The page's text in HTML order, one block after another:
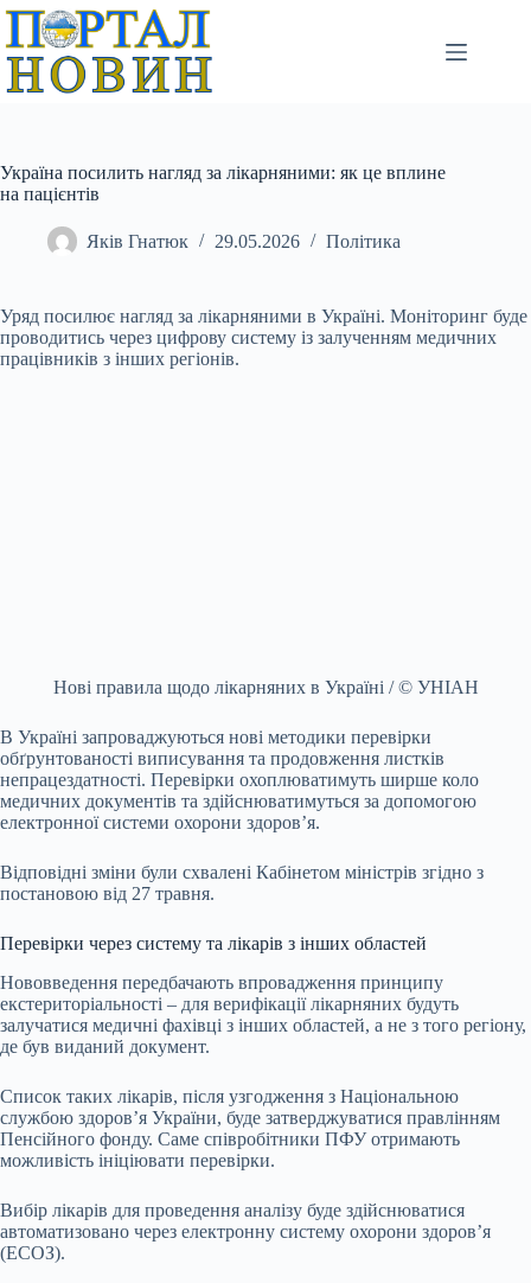
Перейти
вмісту
Україна посилить нагляд за лікарняними: як це вплине
на пацієнтів
Яків Гнатюк 29.05.2026 Політика
Уряд посилює нагляд за лікарняними в Україні. Моніторинг буде
проводитись через цифрову систему із залученням медичних
працівників з інших регіонів.
Нові правила щодо лікарняних в Україні / © УНІАН
В Україні запроваджуються нові методики перевірки
обґрунтованості виписування та продовження листків
непрацездатності. Перевірки охоплюватимуть ширше коло
медичних документів та здійснюватимуться за допомогою
електронної системи охорони здоров’я.
Відповідні зміни були схвалені Кабінетом міністрів згідно з
постановою від 27 травня.
Перевірки через систему та лікарів з інших областей
Нововведення передбачають впровадження принципу
екстериторіальності – для верифікації лікарняних будуть
залучатися медичні фахівці з інших областей, а не з того регіону,
де був виданий документ.
Список таких лікарів, після узгодження з Національною
службою здоров’я України, буде затверджуватися правлінням
Пенсійного фонду. Саме співробітники ПФУ отримають
можливість ініціювати перевірки.
Вибір лікарів для проведення аналізу буде здійснюватися
автоматизовано через електронну систему охорони здоров’я
(ЕСОЗ).